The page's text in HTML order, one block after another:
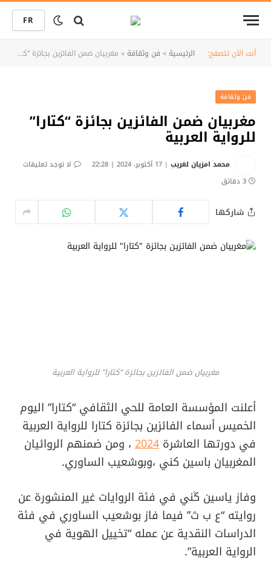
FR
أنت الآن تتصفح: الرئيسية» فن وثقافة» مغربيان ضمن الفائزين بجائزة “كتارا” للرواية العربية
فن وثقافة
مغربيان ضمن الفائزين بجائزة “كتارا”
للرواية العربية
محمد امزيان لغريب 17 أكتوبر، 2024 | 22:28
لا توجد تعليقات
3 دقائق
شاركها
مغربيان ضمن الفائزين بجائزة "كتارا" للرواية العربية
أعلنت المؤسسة العامة للحي الثقافي “كتارا” اليوم
الخميس أسماء الفائزين بجائزة كتارا للرواية العربية
في دورتها العاشرة 2024 ، ومن ضمنهم الروائيان
المغربيان باسين كني ،وبوشعيب الساوري.
وفاز ياسين ڭني في فئة الروايات غير المنشورة عن
روايته “ع ب ث” فيما فاز بوشعيب الساوري في فئة
الدراسات النقدية عن عمله “تخييل الهوية في
الرواية العربية”.